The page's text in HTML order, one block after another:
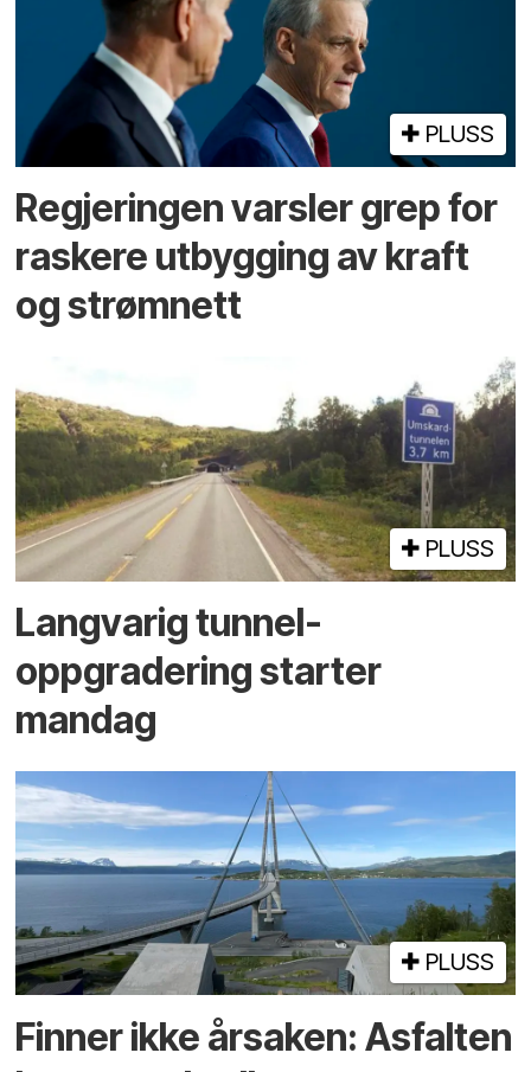
PLUSS
Regjeringen varsler grep for
raskere utbygging av kraft
og strømnett
PLUSS
Langvarig tunnel­
oppgradering starter
mandag
PLUSS
Finner ikke årsaken: Asfalten